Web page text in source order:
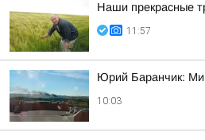
Наши прекрасные
11:57
Юрий Баранчик:
10:03